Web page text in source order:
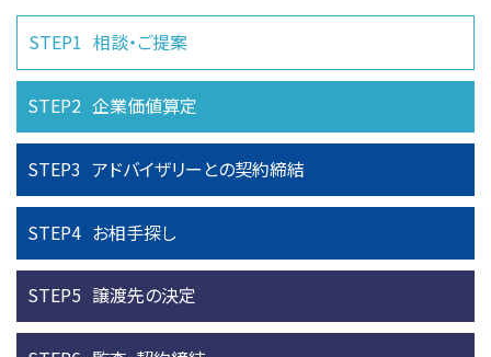
STEP1 相談・ご提案
STEP2 企業価値算定
STEP3 アドバイザリーとの契約締結
STEP4 お相手探し
STEP5 譲渡先の決定